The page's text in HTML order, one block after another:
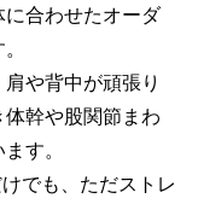
合わせたオーダ
や背中が頑張り
幹や股関節まわ
す。
でも、ただストレ